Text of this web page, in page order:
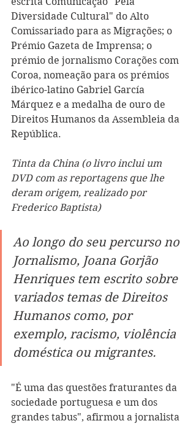
Diversidade Cultural" do Alto
Comissariado para as Migrações; o
Prémio Gazeta de Imprensa; o
prémio de jornalismo Corações com
Coroa, nomeação para os prémios
ibérico-latino Gabriel García
Márquez e a medalha de ouro de
Direitos Humanos da Assembleia da
República.
Tinta da China (o livro inclui um
DVD com as reportagens que lhe
deram origem, realizado por
Frederico Baptista)
Ao longo do seu percurso no
Jornalismo, Joana Gorjão
Henriques tem escrito sobre
variados temas de Direitos
Humanos como, por
exemplo, racismo, violência
doméstica ou migrantes.
"É uma das questões fraturantes da
sociedade portuguesa e um dos
grandes tabus", afirmou a jornalista